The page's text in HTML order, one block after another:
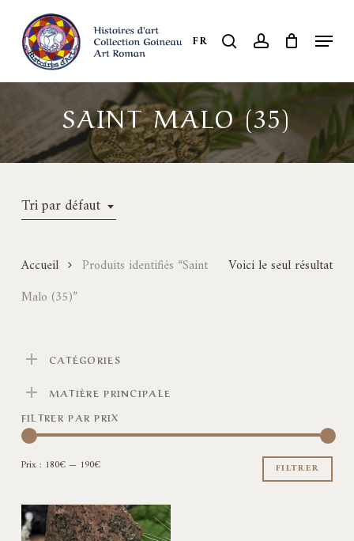
main
content
FR search account Menu
SAINT MALO (35)
Tri par défaut
Voici le seul résultat
Accueil
Produits identifiés “Saint
Malo (35)”
CATÉGORIES
MATIÈRE PRINCIPALE
FILTRER PAR PRIX
FILTRER
Prix : 180€— 190€
Close